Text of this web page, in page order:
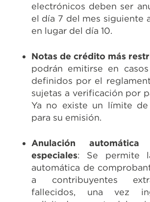
electrónicos deben ser
el día 7 del mes siguiente
en lugar del día 10.
Notas de crédito más
podrán emitirse en
definidos por el
sujetas a verificación por
Ya no existe un límite
para su emisión.
Anulación
especiales: Se permite
automática de
a contribuyentes
fallecidos, una vez